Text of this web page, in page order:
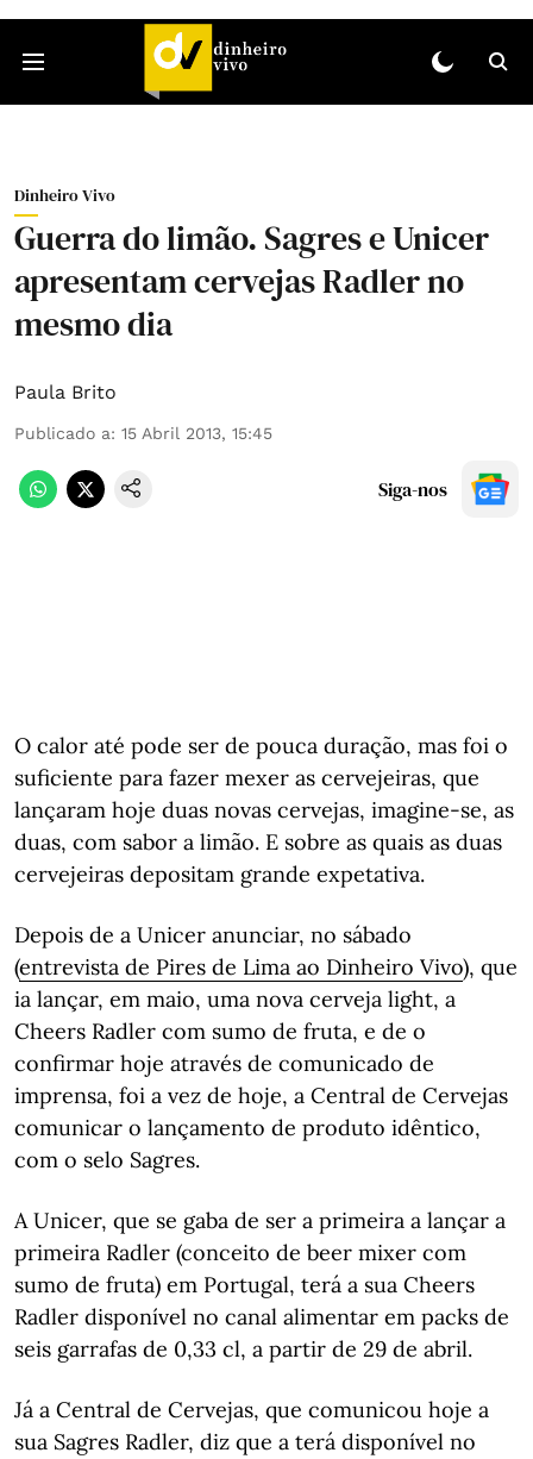
Dinheiro Vivo
Guerra do limão. Sagres e Unicer
apresentam cervejas Radler no
mesmo dia
Paula Brito
Publicado a: 15 Abril 2013, 15:45
Siga-nos
O calor até pode ser de pouca duração, mas foi o
suficiente para fazer mexer as cervejeiras, que
lançaram hoje duas novas cervejas, imagine-se, as
duas, com sabor a limão. E sobre as quais as duas
cervejeiras depositam grande expetativa.
Depois de a Unicer anunciar, no sábado
(entrevista de Pires de Lima ao Dinheiro Vivo), que
ia lançar, em maio, uma nova cerveja light, a
Cheers Radler com sumo de fruta, e de o
confirmar hoje através de comunicado de
imprensa, foi a vez de hoje, a Central de Cervejas
comunicar o lançamento de produto idêntico,
com o selo Sagres.
A Unicer, que se gaba de ser a primeira a lançar a
primeira Radler (conceito de beer mixer com
sumo de fruta) em Portugal, terá a sua Cheers
Radler disponível no canal alimentar em packs de
seis garrafas de 0,33 cl, a partir de 29 de abril.
Já a Central de Cervejas, que comunicou hoje a
sua Sagres Radler, diz que a terá disponível no